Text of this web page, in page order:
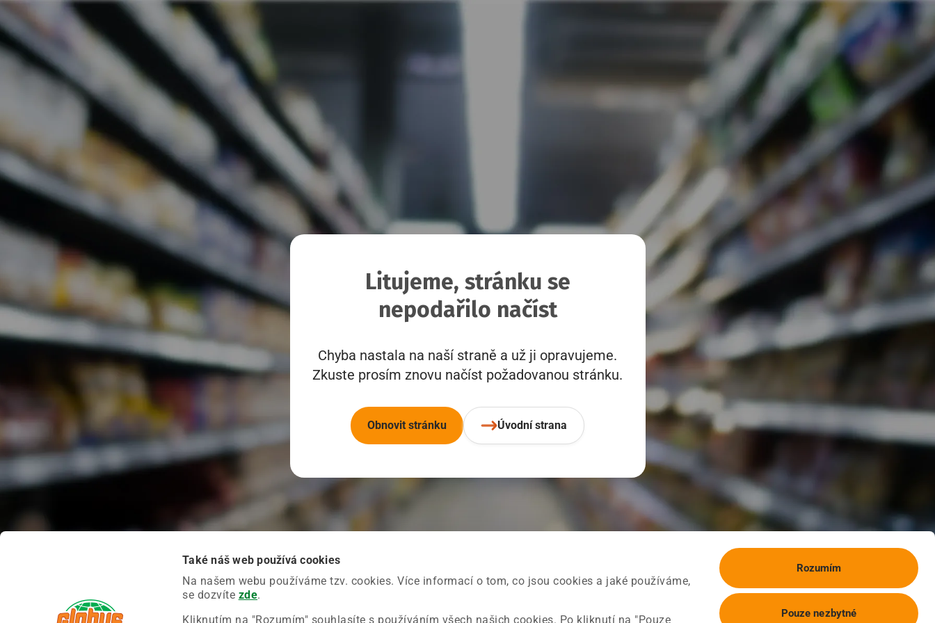
Také náš web používá cookies
Na našem webu používáme tzv. cookies. Více informací o tom, co jsou cookies a jaké používáme,
se dozvíte zde.
Kliknutím na "Rozumím" souhlasíte s používáním všech našich cookies. Po kliknutí na "Pouze
Rozumím
Pouze nezbytné
Litujeme, stránku se
nepodařilo načíst
Chyba nastala na naší straně a už ji opravujeme.
Zkuste prosím znovu načíst požadovanou stránku.
Obnovit stránku Úvodní strana